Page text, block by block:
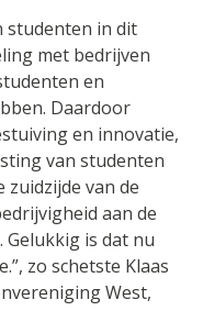
studenten in dit
met bedrijven
en
Daardoor
en innovatie,
van studenten
van de
aan de
is dat nu
zo schetste Klaas
West,